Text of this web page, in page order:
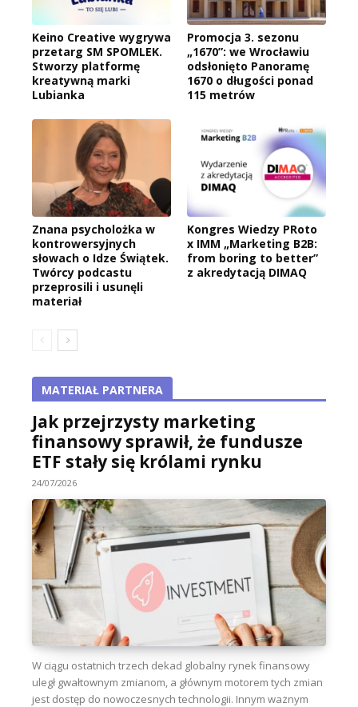
Keino Creative wygrywa
przetarg SM SPOMLEK.
Stworzy platformę
kreatywną marki
Lubianka
Promocja 3. sezonu
„1670”: we Wrocławiu
odsłonięto Panoramę
1670 o długości ponad
115 metrów
Znana psycholożka w
kontrowersyjnych
słowach o Idze Świątek.
Twórcy podcastu
przeprosili i usunęli
materiał
Kongres Wiedzy PRoto
x IMM „Marketing B2B:
from boring to better”
z akredytacją DIMAQ
MATERIAŁ PARTNERA
Jak przejrzysty marketing
finansowy sprawił, że fundusze
ETF stały się królami rynku
24/07/2026
W ciągu ostatnich trzech dekad globalny rynek finansowy
uległ gwałtownym zmianom, a głównym motorem tych zmian
jest dostęp do nowoczesnych technologii. Innym ważnym